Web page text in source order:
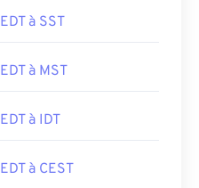
EDT à SST
EDT à MST
EDT à IDT
EDT à CEST